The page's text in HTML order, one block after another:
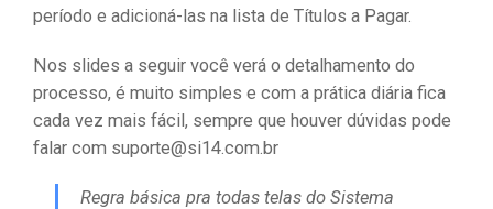
período e adicioná-las na lista de Títulos a Pagar.
Nos slides a seguir você verá o detalhamento do
processo, é muito simples e com a prática diária fica
cada vez mais fácil, sempre que houver dúvidas pode
falar com suporte@si14.com.br
Regra básica pra todas telas do Sistema